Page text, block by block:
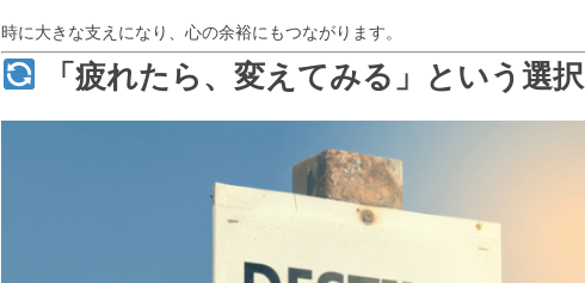
時に大きな支えになり、心の余裕にもつながります。
「疲れたら、変えてみる」という選